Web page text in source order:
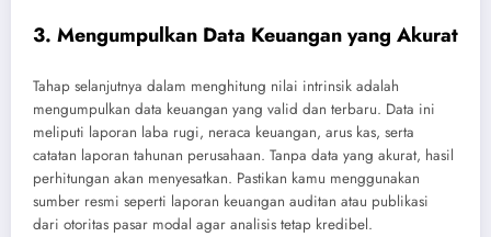
3. Mengumpulkan Data Keuangan yang Akurat
Tahap selanjutnya dalam menghitung nilai intrinsik adalah
mengumpulkan data keuangan yang valid dan terbaru. Data ini
meliputi laporan laba rugi, neraca keuangan, arus kas, serta
catatan laporan tahunan perusahaan. Tanpa data yang akurat, hasil
perhitungan akan menyesatkan. Pastikan kamu menggunakan
sumber resmi seperti laporan keuangan auditan atau publikasi
dari otoritas pasar modal agar analisis tetap kredibel.